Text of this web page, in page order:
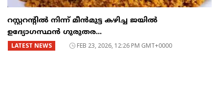
റസ്റ്ററന്റില്‍ നിന്ന് മീന്‍മുട്ട കഴിച്ച ജയില്‍
ഉദ്യോഗസ്ഥന്‍ ഗുരുതര...
LATEST NEWS FEB 23, 2026, 12:26 PM GMT+0000